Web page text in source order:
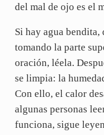
del mal de ojo es el
Si hay agua bendita,
tomando la parte
oración, léela.
se limpia: la
Con ello, el calor
algunas personas
funciona, sigue